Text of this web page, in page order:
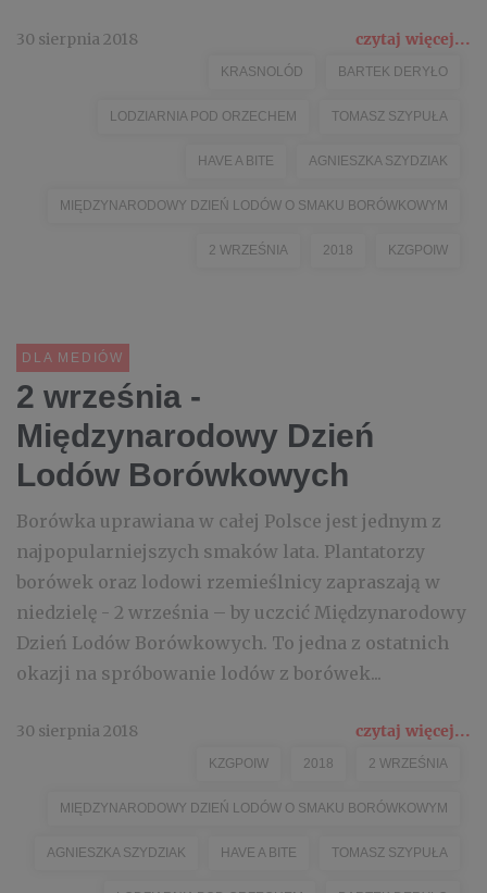
30 sierpnia 2018 czytaj więcej...
KRASNOLÓD BARTEK DERYŁO
LODZIARNIA POD ORZECHEM TOMASZ SZYPUŁA
HAVE A BITE AGNIESZKA SZYDZIAK
MIĘDZYNARODOWY DZIEŃ LODÓW O SMAKU BORÓWKOWYM
2 WRZEŚNIA 2018 KZGPOIW
DLA MEDIÓW
2 września -
Międzynarodowy Dzień
Lodów Borówkowych
Borówka uprawiana w całej Polsce jest jednym z
najpopularniejszych smaków lata. Plantatorzy
borówek oraz lodowi rzemieślnicy zapraszają w
niedzielę - 2 września – by uczcić Międzynarodowy
Dzień Lodów Borówkowych. To jedna z ostatnich
okazji na spróbowanie lodów z borówek...
30 sierpnia 2018 czytaj więcej...
KZGPOIW 2018 2 WRZEŚNIA
MIĘDZYNARODOWY DZIEŃ LODÓW O SMAKU BORÓWKOWYM
AGNIESZKA SZYDZIAK HAVE A BITE TOMASZ SZYPUŁA